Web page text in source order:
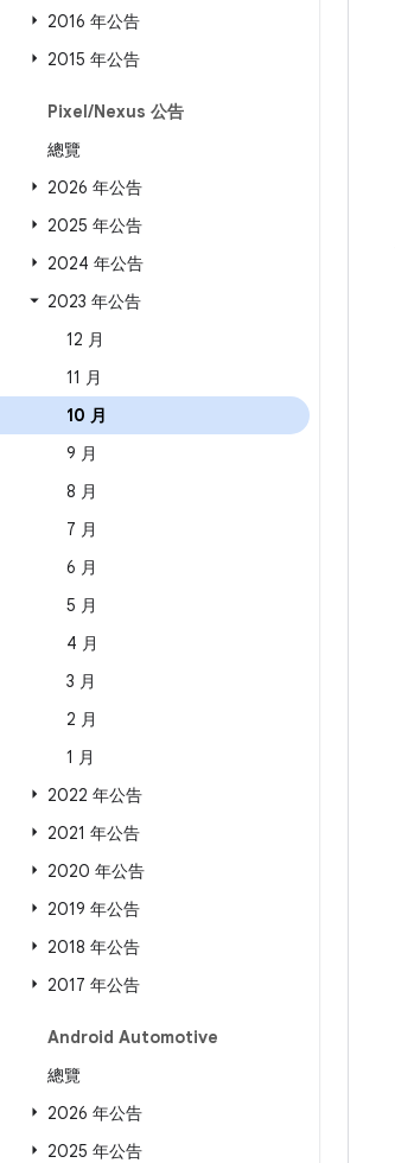
2016 年公告
2015 年公告
Pixel/Nexus 公告
總覽
2026 年公告
2025 年公告
2024 年公告
2023 年公告
12 月
11 月
10 月
9 月
8 月
7 月
6 月
5 月
4 月
3 月
2 月
1 月
2022 年公告
2021 年公告
2020 年公告
2019 年公告
2018 年公告
2017 年公告
Android Automotive
總覽
2026 年公告
2025 年公告